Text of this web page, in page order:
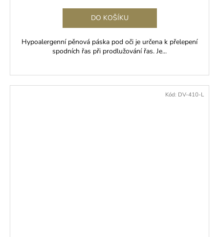
DO KOŠÍKU
Hypoalergenní pěnová páska pod oči je určena k přelepení
spodních řas při prodlužování řas. Je...
Kód: DV-410-L